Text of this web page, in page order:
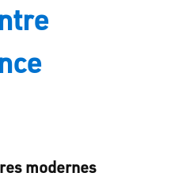
modernes